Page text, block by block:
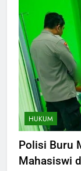
HUKUM
Polisi Buru
Mahasiswi